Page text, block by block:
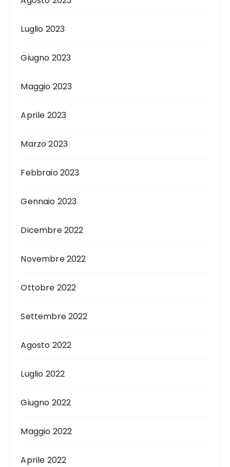
Luglio 2023
Giugno 2023
Maggio 2023
Aprile 2023
Marzo 2023
Febbraio 2023
Gennaio 2023
Dicembre 2022
Novembre 2022
Ottobre 2022
Settembre 2022
Agosto 2022
Luglio 2022
Giugno 2022
Maggio 2022
Aprile 2022